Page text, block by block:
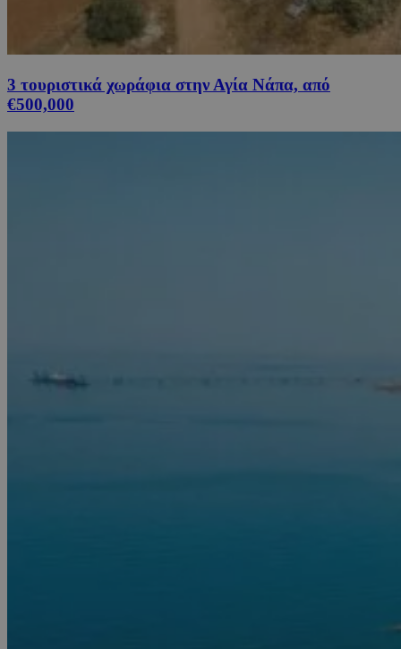
3 τουριστικά χωράφια στην Αγία Νάπα, από
€500,000